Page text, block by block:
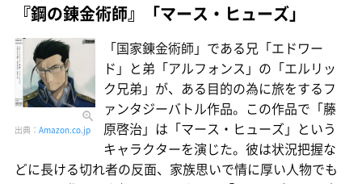
『鋼の錬金術師』「マース・ヒューズ」
出典： Amazon.co.jp
「国家錬金術師」である兄「エドワー
ド」と弟「アルフォンス」の「エルリッ
ク兄弟」が、ある目的の為に旅をするフ
ァンタジーバトル作品。この作品で「藤
原啓治」は「マース・ヒューズ」という
キャラクターを演じた。彼は状況把握な
どに長ける切れ者の反面、家族思いで情に厚い人物でも